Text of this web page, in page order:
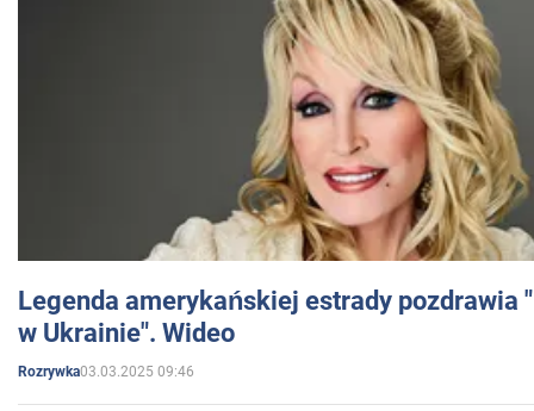
Legenda amerykańskiej estrady pozdrawia
w Ukrainie". Wideo
Rozrywka03.03.2025 09:46